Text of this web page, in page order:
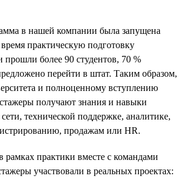
в нашей компании была запущена
время практическую подготовку
прошли более 90 студентов, 70 %
перейти в штат. Таким образом,
и полноценному вступлению
получают знания и навыки
технической поддержке, аналитике,
продажам или HR.
рамках практики вместе с командами
участвовали в реальных проектах: